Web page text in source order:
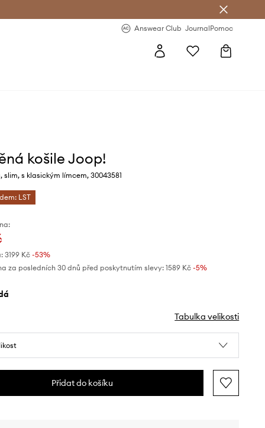
Answear Club JournalPomoc
košile Joop!
s klasickým límcem, 30043581
LST
3199 Kč-53%
za posledních 30 dnů před poskytnutím slevy: 1589 Kč -5%
Tabulka velikosti
Přidat do košíku